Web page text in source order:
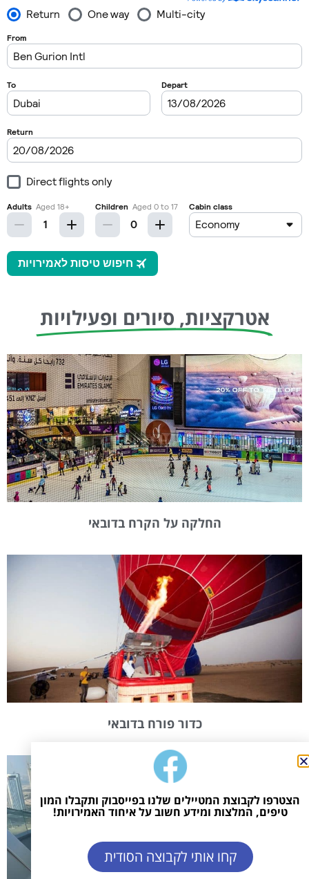
אטרקציות, סיורים ופעילויות
החלקה על הקרח בדובאי
כדור פורח בדובאי
הצטרפו לקבוצת המטיילים שלנו בפייסבוק ותקבלו המון
טיפים, המלצות ומידע חשוב על איחוד האמירויות!
קחו אותי לקבוצה הסודית